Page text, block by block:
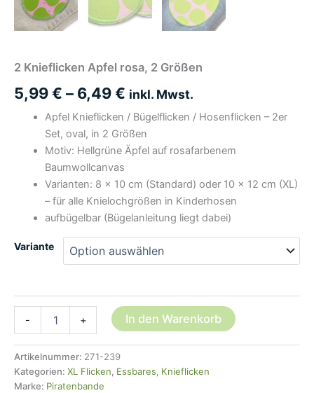
2 Knieflicken Apfel rosa, 2 Größen
5,99€ – 6,49€ inkl. Mwst.
Apfel Knieflicken / Bügelflicken / Hosenflicken – 2er
Set, oval, in 2 Größen
Motiv: Hellgrüne Äpfel auf rosafarbenem
Baumwollcanvas
Varianten: 8 × 10 cm (Standard) oder 10 × 12 cm (XL)
– für alle Knielochgrößen in Kinderhosen
aufbügelbar (Bügelanleitung liegt dabei)
Variante
-
Knieflicken
rosa,
2
Größen
+ In den Warenkorb
Artikelnummer: 271-239
Kategorien: XL Flicken, Essbares, Knieflicken
Marke: Piratenbande